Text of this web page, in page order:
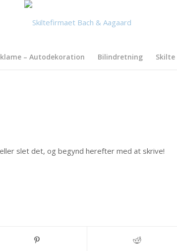
– Autodekoration Bilindretning Skilte
slet det, og begynd herefter med at skrive!